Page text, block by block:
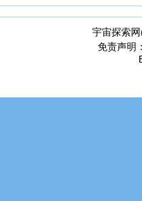
宇宙探索
免责声明